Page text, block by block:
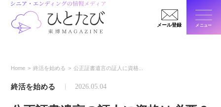
メール登録 メニュー
Home 終活を始める 公正証書遺言の証人に資格...
終活を始める 2026.05.04